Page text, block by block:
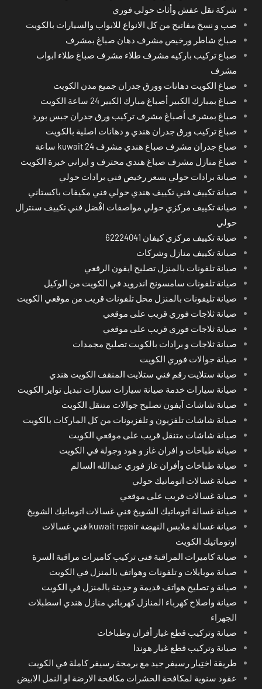
شركة نقل عفش وأثاث حولي فوري
صب و نسخ مفاتيح من كل الانواع للابواب والسيارات بالكويت
صباخ شاطر ورخيص مشرف دهان صباغ بمشرف
صباع تركيب باركيه مشرف طلاء مشرف صباغ طلاء ابواب
مشرف
صباغ الكويت دهانات وورق جدران جميع مدن الكويت
صباغ بمبارك الكبير أصباغ مبارك الكبير 24 ساعة الكويت
صباغ بمشرف أصباغ مشرف تركيب ورق جدران جبس بورد
صباغ تركيب ورق جدران هندي و دهانات اصلية بالكويت
صباغ جدران مشرف صباغ هندي مشرف kuwait 24 ساعة
صباغ منازل مشرف صباغ هندي محترف و ايراني خبرة الكويت
صيانة برادات حولي بسعر رخيص فني برادات حولي
صيانة تكييف فني تكييف هندي حولي فني مكيفات باكستاني
صيانة تكييف مركزي حولي مواصفات افْضل فني تكييف سنترال
حولي
صيانة تكييف مركزي كيفان 62224041
صيانة تكييف منازل وشركات
صيانة تلفونات بالمنزل تصليح ايفون الرقعي
صيانة تلفونات سامسونج اندرويد في الكويت من الوكيل
صيانة تليفونات بالمنزل محل تلفونات قريب من موقعي الكويت
صيانة ثلاجات فوري قريب على موقعي
صيانة ثلاجات فوري قريب على موقعي
صيانة ثلاجات و برادات بالكويت تصليح مجمدات
صيانة جوالات فوري الكويت
صيانة ستلايت رقم فني ستلايت المنقف الكويت هندي
صيانة سيارات خدمة صيانة سيارات سيارات تبديل تواير الكويت
صيانة شاشات آيفون تصليح جوالات متنقل الكويت
صيانة شاشات تلفزيون و تلفزيونات من كل الماركات بالكويت
صيانة شاشات متنقل قريب على موقعي الكويت
صيانة طباخات و افران غاز و هود وجولة في الكويت
صيانة طباخات وأفران غاز فوري عبدالله السالم
صيانة غسالات اتوماتيك حولي
صيانة غسالات قريب على موقعي
صيانة غسالة اتوماتيك الشويخ فني غسالات اتوماتيك الشويخ
صيانة غسالة ملابس النهضة kuwait repair فني غسالات
اوتوماتيك الكويت
صيانة كاميرات المراقبة فني تركيب كاميرات مراقبة السرة
صيانة موبايلات و تلفونات وهواتف بالمنزل في الكويت
صيانة و تصليح هواتف قديمة و حديثة بالمنزل في الكويت
صيانة واصلاح كهرباء المنازل كهربائي منازل هندي اسطبلات
الجهراء
صيانة وتركيب قطع غيار أفران وطباخات
صيانة وتركيب قطع غيار هوندا
طريقة اختِيار رسيفر جيد مع برمجة رسيفر كاملة في الكويت
عقود سنوية لمكافحة الحشرات مكافحة الارضة او النمل الابيض